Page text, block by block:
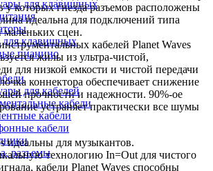
для клавишных
клавишных
пианино
для кабелей
кабели
кабели
кабели
разъемы
у которых гнезда разъемов расположены
идеальна для подключений типа
маленьких сцен.
кабелей Planet Waves
жилы из ультра-чистой,
для низкой емкости и чистой передачи
коннектора обеспечивает снижение
прочности и надежности. 90%-ое
устраняет практически все шумы
идеальны для музыкантов.
технологию In=Out для чистого
кабели Planet Waves способны